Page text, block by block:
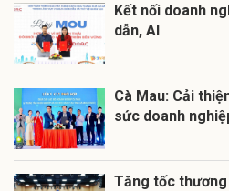
Kết nối doanh
dẫn, AI
Cà Mau: Cải
sức doanh
Tăng tốc